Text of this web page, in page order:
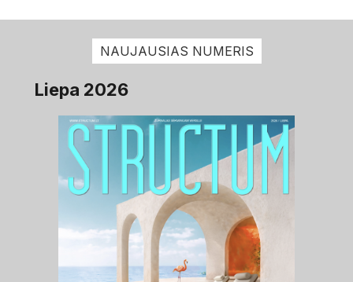
NAUJAUSIAS NUMERIS
Liepa 2026